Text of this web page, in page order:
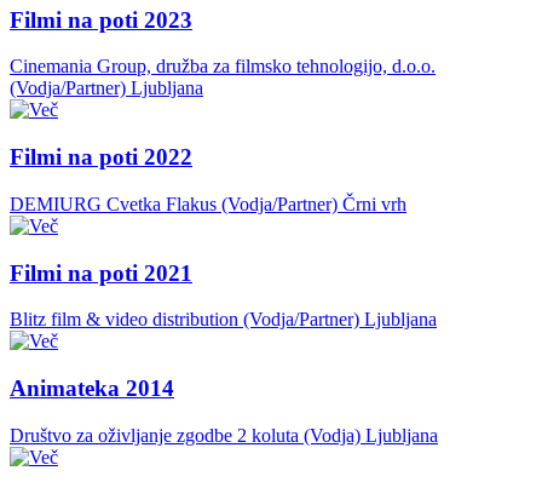
Filmi na poti 2023
Cinemania Group, družba za filmsko tehnologijo, d.o.o.
(Vodja/Partner) Ljubljana
Filmi na poti 2022
DEMIURG Cvetka Flakus (Vodja/Partner) Črni vrh
Filmi na poti 2021
Blitz film & video distribution (Vodja/Partner) Ljubljana
Animateka 2014
Društvo za oživljanje zgodbe 2 koluta (Vodja) Ljubljana